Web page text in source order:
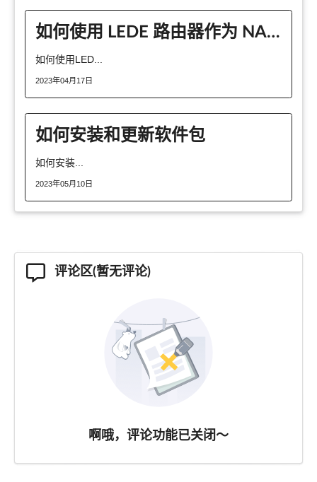
如何使用 LEDE 路由器作为 NAS？
如何使用LED...
2023年04月17日
如何安装和更新软件包
如何安装...
2023年05月10日
评论区(暂无评论)
啊哦，评论功能已关闭～